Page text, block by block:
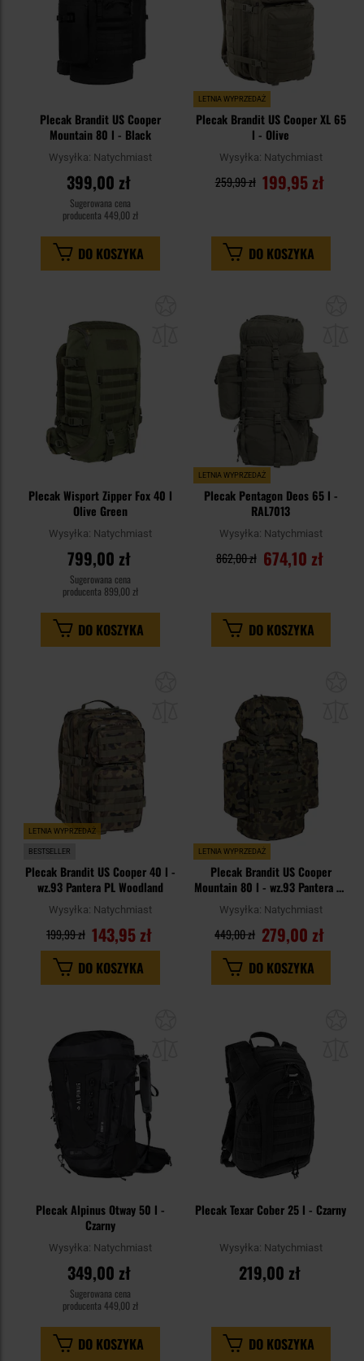
Plecak Brandit US Cooper
Mountain 80 l - Black
Wysyłka: Natychmiast
399,00 zł
Sugerowana cena
producenta 449,00 zł
DO KOSZYKA
LETNIA WYPRZEDAŻ
Plecak Brandit US Cooper XL 65
l - Olive
Wysyłka: Natychmiast
199,95 zł
259,99 zł
DO KOSZYKA
Plecak Wisport Zipper Fox 40 l
Olive Green
Wysyłka: Natychmiast
799,00 zł
Sugerowana cena
producenta 899,00 zł
DO KOSZYKA
LETNIA WYPRZEDAŻ
Plecak Pentagon Deos 65 l -
RAL7013
Wysyłka: Natychmiast
674,10 zł
862,00 zł
DO KOSZYKA
LETNIA WYPRZEDAŻ
BESTSELLER
Plecak Brandit US Cooper 40 l -
wz.93 Pantera PL Woodland
Wysyłka: Natychmiast
143,95 zł
199,99 zł
DO KOSZYKA
LETNIA WYPRZEDAŻ
Plecak Brandit US Cooper
Mountain 80 l - wz.93 Pantera PL
Woodland
Wysyłka: Natychmiast
279,00 zł
449,00 zł
DO KOSZYKA
schowka
Plecak Alpinus Otway 50 l -
Czarny
Wysyłka: Natychmiast
349,00 zł
Sugerowana cena
producenta 449,00 zł
DO KOSZYKA
Plecak Texar Cober 25 l - Czarny
Wysyłka: Natychmiast
219,00 zł
DO KOSZYKA